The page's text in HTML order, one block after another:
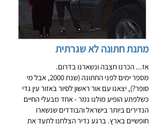
מתנת חתונה לא שגרתית
אז... הכרנו חצבה ונשארנו בדרום.
מספר ימים לפני החתונה (שנת 2000, אבל מי
סופר?), יצאנו עם אור ראשון לסיור באזור עין גדי
כשלפתע הופיע מולנו נמר - אחד מבעלי החיים
הנדירים ביותר בישראל והבודדים שנשארו
חופשיים בארץ. ברגע נדיר הצלחנו לתעד את